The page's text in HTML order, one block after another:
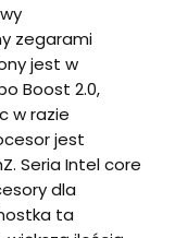
zegarami
jest w
Boost 2.0,
w razie
jest
Seria Intel core
dla
ta